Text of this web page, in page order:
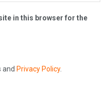
in this browser for the
and Privacy Policy.